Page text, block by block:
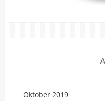
Oktober 2019